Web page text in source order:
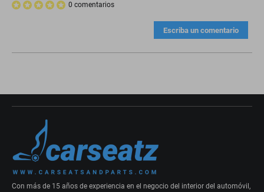
0 comentarios
Escriba un comentario
Con más de 15 años de experiencia en el negocio del interior del automóvil,